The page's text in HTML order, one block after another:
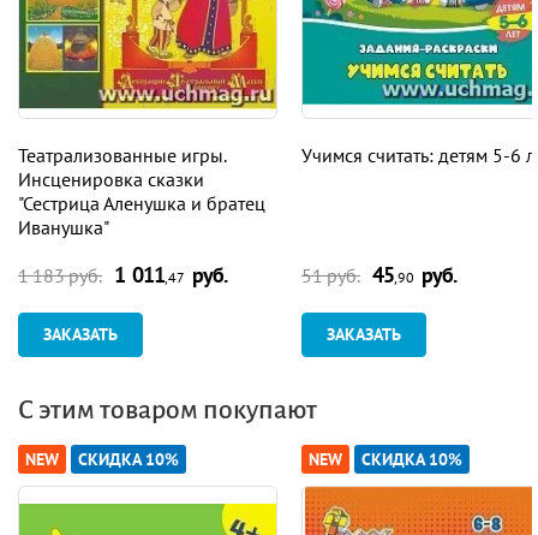
Театрализованные игры.
Инсценировка сказки
"Сестрица Аленушка и братец
Иванушка"
1 183 руб. 1 011,47 руб.
ЗАКАЗАТЬ
Учимся считать: детям 5-6
51 руб. 45,90 руб.
ЗАКАЗАТЬ
С этим товаром покупают
NEW СКИДКА 10% NEW СКИДКА 10%